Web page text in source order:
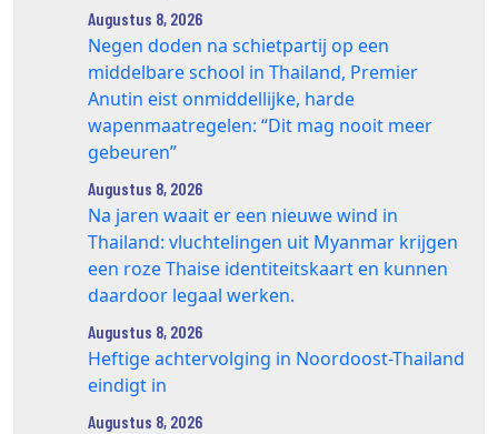
Augustus 8, 2026
Negen doden na schietpartij op een
middelbare school in Thailand, Premier
Anutin eist onmiddellijke, harde
wapenmaatregelen: “Dit mag nooit meer
gebeuren”
Augustus 8, 2026
Na jaren waait er een nieuwe wind in
Thailand: vluchtelingen uit Myanmar krijgen
een roze Thaise identiteitskaart en kunnen
daardoor legaal werken.
Augustus 8, 2026
Heftige achtervolging in Noordoost-Thailand
eindigt in
Augustus 8, 2026